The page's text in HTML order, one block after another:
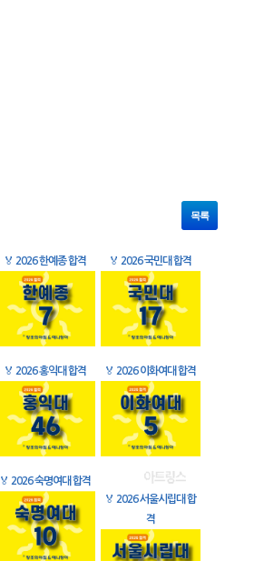
목록
🏅 2026 한예종 합격 🏅 2026 국민대 합격
🏅 2026 홍익대 합격 🏅 2026 이화여대 합격
🏅 2026 숙명여대 합격
🏅 2026 서울시립대 합
격